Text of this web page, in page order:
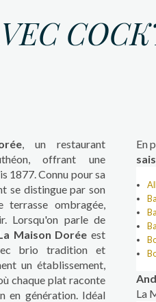
, un restaurant
offrant une
1877. Connu pour sa
se distingue par son
terrasse ombragée,
Lorsqu'on parle de
Maison Dorée est
brio tradition et
un établissement,
chaque plat raconte
en génération. Idéal
En
La